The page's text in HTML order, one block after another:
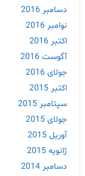
دسامبر 2016
نوامبر 2016
اکتبر 2016
آگوست 2016
جولای 2016
اکتبر 2015
سپتامبر 2015
جولای 2015
آوریل 2015
ژانویه 2015
دسامبر 2014